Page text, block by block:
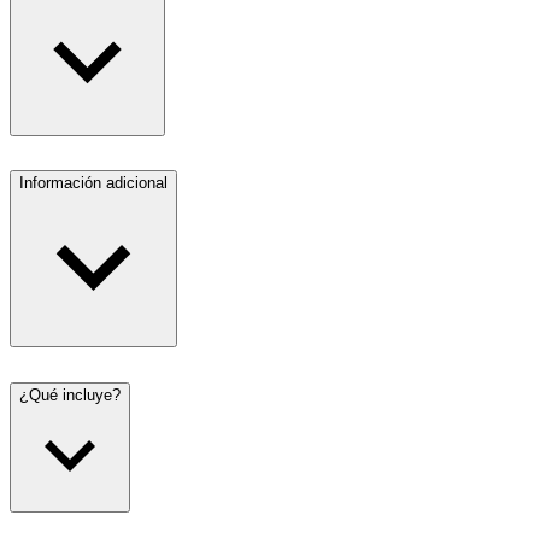
Información adicional
¿Qué incluye?